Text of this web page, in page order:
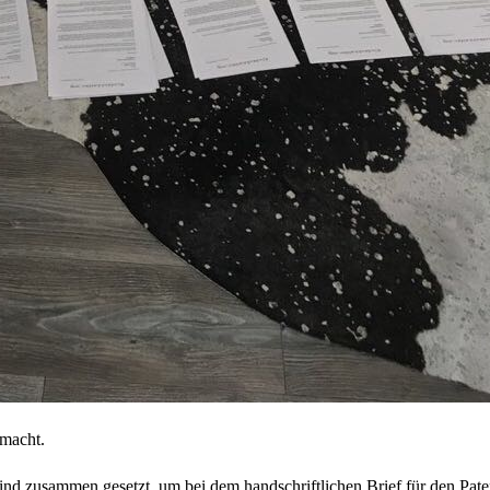
zusammen gesetzt, um bei dem handschriftlichen Brief für den